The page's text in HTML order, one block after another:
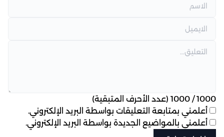
1000
/
1000 (عدد الأحرف المتبقية)
أعلمني بمتابعة التعليقات بواسطة البريد الإلكتروني.
أعلمني بالمواضيع الجديدة بواسطة البريد الإلكتروني.